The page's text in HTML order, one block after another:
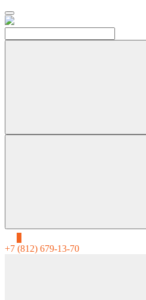
+7 (812) 679-13-70